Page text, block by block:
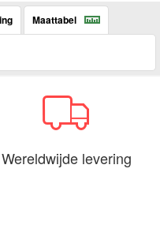
Maattabel
Wereldwijde levering